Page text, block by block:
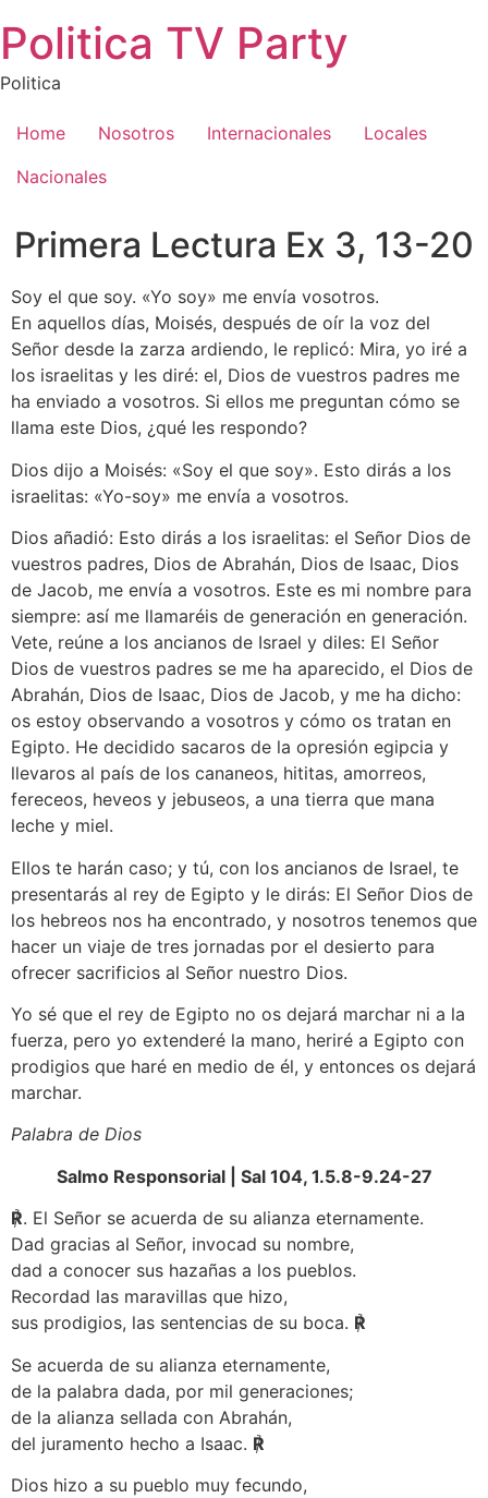
al
contenido
Politica TV Party
Politica
Home Nosotros Internacionales
Locales
Nacionales
Primera Lectura Ex 3, 13-20
Soy el que soy. «Yo soy» me envía vosotros.
En aquellos días, Moisés, después de oír la voz del
Señor desde la zarza ardiendo, le replicó: Mira, yo iré a
los israelitas y les diré: el, Dios de vuestros padres me
ha enviado a vosotros. Si ellos me preguntan cómo se
llama este Dios, ¿qué les respondo?
Dios dijo a Moisés: «Soy el que soy». Esto dirás a los
israelitas: «Yo-soy» me envía a vosotros.
Dios añadió: Esto dirás a los israelitas: el Señor Dios de
vuestros padres, Dios de Abrahán, Dios de Isaac, Dios
de Jacob, me envía a vosotros. Este es mi nombre para
siempre: así me llamaréis de generación en generación.
Vete, reúne a los ancianos de Israel y diles: El Señor
Dios de vuestros padres se me ha aparecido, el Dios de
Abrahán, Dios de Isaac, Dios de Jacob, y me ha dicho:
os estoy observando a vosotros y cómo os tratan en
Egipto. He decidido sacaros de la opresión egipcia y
llevaros al país de los cananeos, hititas, amorreos,
fereceos, heveos y jebuseos, a una tierra que mana
leche y miel.
Ellos te harán caso; y tú, con los ancianos de Israel, te
presentarás al rey de Egipto y le dirás: El Señor Dios de
los hebreos nos ha encontrado, y nosotros tenemos que
hacer un viaje de tres jornadas por el desierto para
ofrecer sacrificios al Señor nuestro Dios.
Yo sé que el rey de Egipto no os dejará marchar ni a la
fuerza, pero yo extenderé la mano, heriré a Egipto con
prodigios que haré en medio de él, y entonces os dejará
marchar.
Palabra de Dios
Salmo Responsorial | Sal 104, 1.5.8-9.24-27
℟. El Señor se acuerda de su alianza eternamente.
Dad gracias al Señor, invocad su nombre,
dad a conocer sus hazañas a los pueblos.
Recordad las maravillas que hizo,
sus prodigios, las sentencias de su boca. ℟
Se acuerda de su alianza eternamente,
de la palabra dada, por mil generaciones;
de la alianza sellada con Abrahán,
del juramento hecho a Isaac. ℟
Dios hizo a su pueblo muy fecundo,